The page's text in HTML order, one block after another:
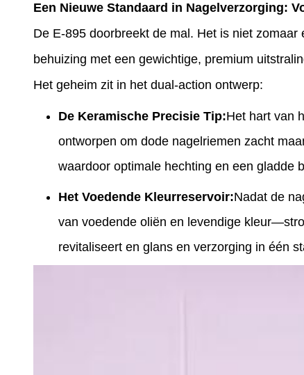
Een Nieuwe Standaard in Nagelverzorging:
De E-895 doorbreekt de mal. Het is niet
behuizing met een gewichtige, premium
Het geheim zit in het dual-action ontwerp:
De Keramische Precisie Tip:Het hart van
ontworpen om dode nagelriemen zacht
waardoor optimale hechting en een gladde
Het Voedende Kleurreservoir:Nadat de
van voedende oliën en levendige
revitaliseert en glans en verzorging in één